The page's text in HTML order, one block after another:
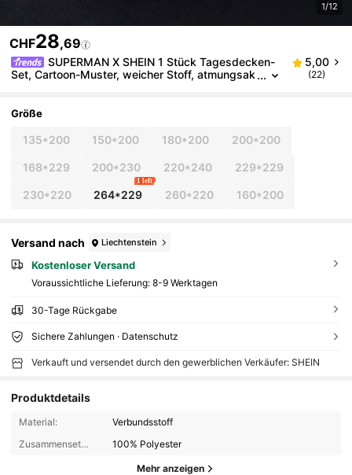
1/12
CHF28,69
SUPERMAN X SHEIN 1 Stück Tagesdecken-
Set, Cartoon-Muster, weicher Stoff, atmungsak
5,00
(22)
Größe
135*200 150*200 180*200 200*200
168*229 200*230 220*240 229*229
230*220 264*229
1 left
260*220 160*200
Versand nach Liechtenstein
Kostenloser Versand
Voraussichtliche Lieferung: 8-9 Werktagen
30-Tage Rückgabe
Sichere Zahlungen · Datenschutz
Verkauft und versendet durch den gewerblichen Verkäufer: SHEIN
Produktdetails
Material:
Verbundsstoff
Zusammensetzung:
100% Polyester
Mehr anzeigen